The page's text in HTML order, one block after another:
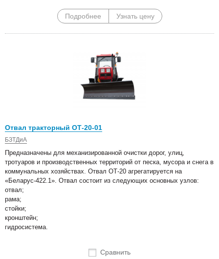
Подробнее Узнать цену
Отвал тракторный ОТ-20-01
БЗТДиА
Предназначены для механизированной очистки дорог, улиц,
тротуаров и производственных территорий от песка, мусора и снега в
коммунальных хозяйствах. Отвал ОТ-20 агрегатируется на
«Беларус-422.1». Отвал состоит из следующих основных узлов:
отвал;
рама;
стойки;
кронштейн;
гидросистема.
Сравнить